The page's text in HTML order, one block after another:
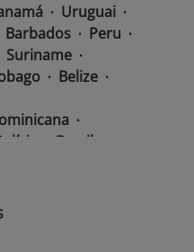
Uruguai
Barbados
Peru
Suriname
Belize
Brasil